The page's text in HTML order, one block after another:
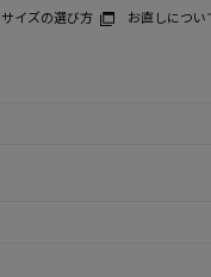
サイズの選び方 お直しについ